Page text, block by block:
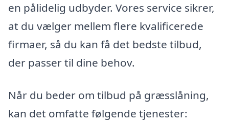
en pålidelig udbyder. Vores service sikrer,
at du vælger mellem flere kvalificerede
firmaer, så du kan få det bedste tilbud,
der passer til dine behov.
Når du beder om tilbud på græsslåning,
kan det omfatte følgende tjenester: